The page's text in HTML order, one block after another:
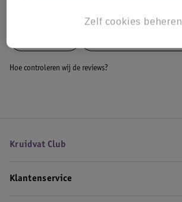
Hoe controleren wij de reviews?
Kruidvat Club
Klantenservice
Zelf cookies beheren